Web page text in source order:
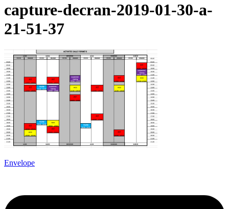
capture-decran-2019-01-30-a-
21-51-37
Envelope